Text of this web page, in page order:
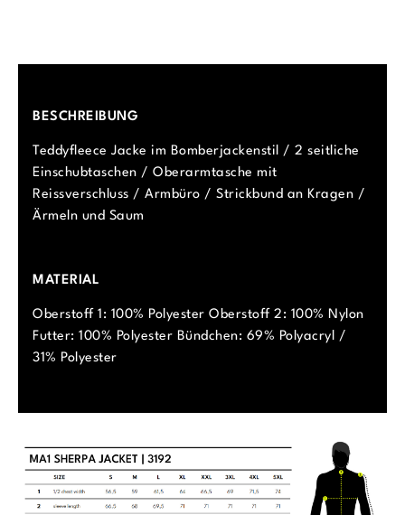
BESCHREIBUNG
Teddyfleece Jacke im Bomberjackenstil / 2 seitliche
Einschubtaschen / Oberarmtasche mit
Reissverschluss / Armbüro / Strickbund an Kragen /
Ärmeln und Saum
MATERIAL
Oberstoff 1: 100% Polyester Oberstoff 2: 100% Nylon
Futter: 100% Polyester Bündchen: 69% Polyacryl /
31% Polyester